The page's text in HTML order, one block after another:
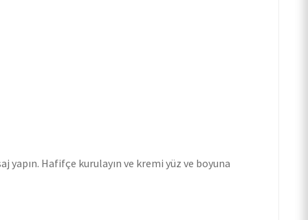
Hafifçe kurulayın ve kremi yüz ve boyuna